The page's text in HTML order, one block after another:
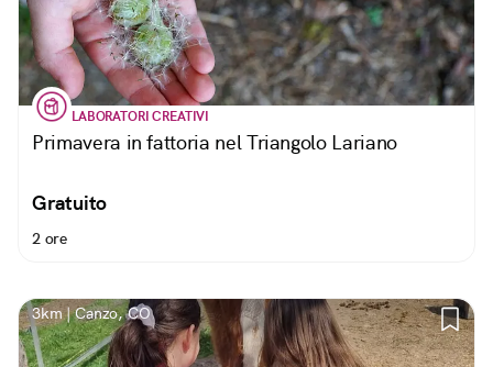
LABORATORI CREATIVI
Primavera in fattoria nel Triangolo Lariano
Gratuito
2 ore
3km | Canzo, CO